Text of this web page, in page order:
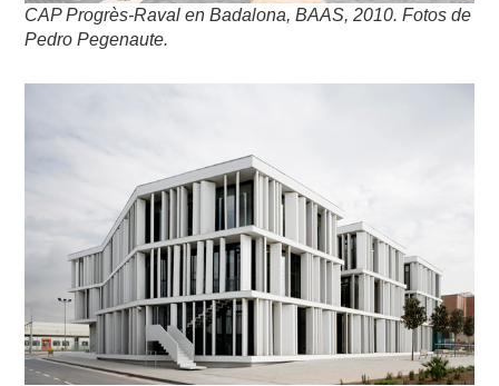
CAP Progrès-Raval en Badalona, BAAS, 2010. Fotos de
Pedro Pegenaute.